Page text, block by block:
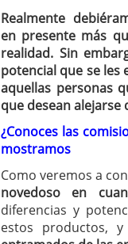
¿La
Realmente
en presente más
realidad. Sin
potencial que se
aquellas personas
que desean alejarse
¿Conoces las
mostramos
Como veremos a
novedoso en
diferencias y
estos productos,